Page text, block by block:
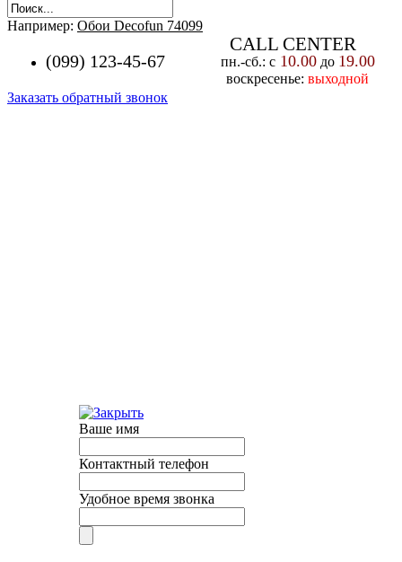
Например: Обои Decofun 74099
(099) 123-45-67
CALL CENTER
пн.-cб.: с10.00до 19.00
воскресенье: выходной
Заказать обратный звонок
Ваше имя
Контактный телефон
Удобное время звонка